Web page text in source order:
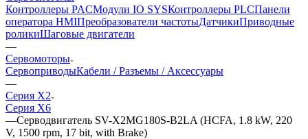
Контроллеры PACМодули IO SYSКонтроллеры PLCПанели
оператора HMIПреобразователи частотыДатчикиПриводные
роликиШаговые двигатели
—
Сервомоторы
СервоприводыКабели / Разъемы / Аксессуары
—
Серия X2
Серия X6
—Серводвигатель SV-X2MG180S-B2LA (HCFA, 1.8 kW, 220
V, 1500 rpm, 17 bit, with Brake)